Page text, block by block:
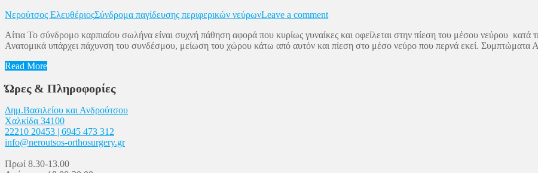
Νερούτσος ΕλευθέριοςΣύνδρομα παγίδευσης περιφερικών νεύρωνLeave a comment
Αίτια Το σύνδρομο καρπιαίου σωλήνα είναι συχνή πάθηση αφορά που κυρίως γυναίκες και οφείλεται στην πίεση του μέσου νεύρου
Ανατομικά υπάρχει πάχυνση του συνδέσμου, μείωση του χώρου κάτω από αυτόν και πίεση στο μέσο νεύρο που περνά εκεί. Συμπτώματα
Read More
Ώρες & Πληροφορίες
Δημ.Βασιλείου και Ανδρούτσου
Χαλκίδα 34100
22210 20453 | 6945 473 312
info@neroutsos-orthosurgery.gr
Πρωί 8.30-13.00